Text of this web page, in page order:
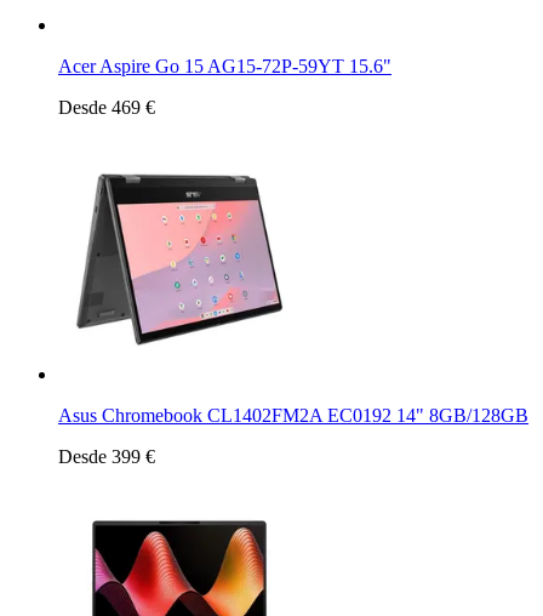
Acer Aspire Go 15 AG15-72P-59YT 15.6"
Desde 469 €
Asus Chromebook CL1402FM2A EC0192 14" 8GB/128GB
Desde 399 €